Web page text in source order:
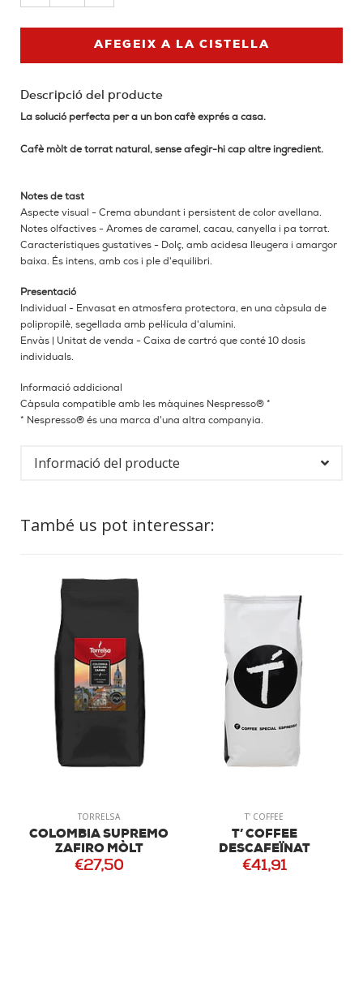
AFEGEIX A LA CISTELLA
Descripció del producte
La solució perfecta per a un bon cafè exprés a casa.
Cafè mòlt de torrat natural, sense afegir-hi cap altre ingredient.
Notes de tast
Aspecte visual - Crema abundant i persistent de color avellana.
Notes olfactives - Aromes de caramel, cacau, canyella i pa torrat.
Característiques gustatives - Dolç, amb acidesa lleugera i amargor
baixa. És intens, amb cos i ple d'equilibri.
Presentació
Individual - Envasat en atmosfera protectora, en una càpsula de
polipropilè, segellada amb pel·lícula d'alumini.
Envàs | Unitat de venda - Caixa de cartró que conté 10 dosis
individuals.
Informació addicional
Càpsula compatible amb les màquines Nespresso® *
* Nespresso® és una marca d'una altra companyia.
Informació del producte
També us pot interessar:
TORRELSA
COLOMBIA SUPREMO
ZAFIRO MÒLT
€27,50
T' COFFEE
T’ COFFEE
DESCAFEÏNAT
€41,91